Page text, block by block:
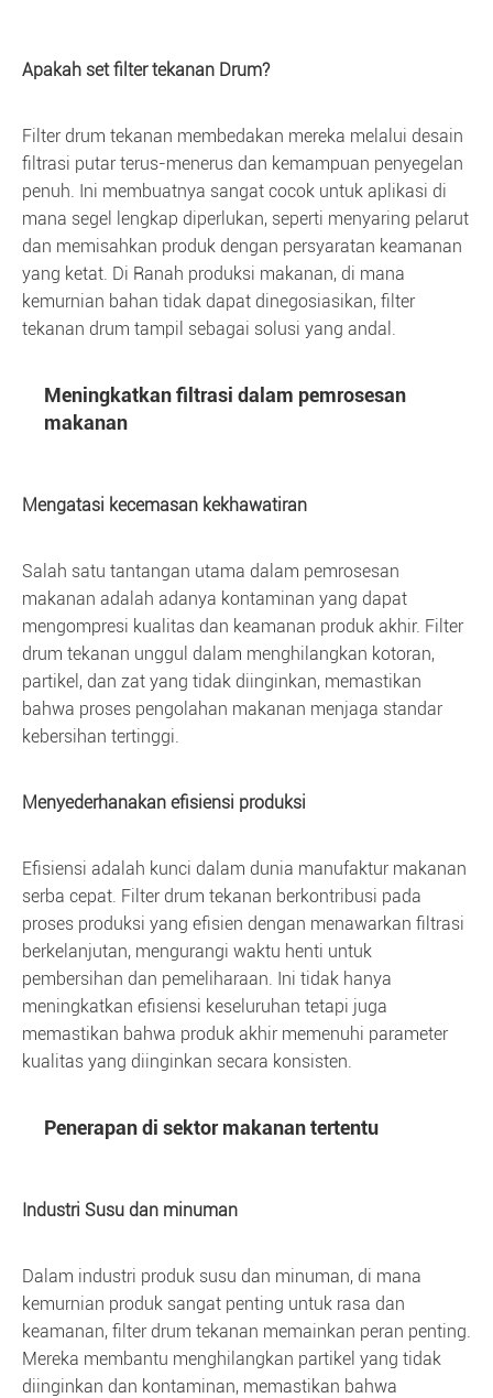
Apakah set filter tekanan Drum?
Filter drum tekanan membedakan mereka melalui desain
filtrasi putar terus-menerus dan kemampuan penyegelan
penuh. Ini membuatnya sangat cocok untuk aplikasi di
mana segel lengkap diperlukan, seperti menyaring pelarut
dan memisahkan produk dengan persyaratan keamanan
yang ketat. Di Ranah produksi makanan, di mana
kemurnian bahan tidak dapat dinegosiasikan, filter
tekanan drum tampil sebagai solusi yang andal.
Meningkatkan filtrasi dalam pemrosesan
makanan
Mengatasi kecemasan kekhawatiran
Salah satu tantangan utama dalam pemrosesan
makanan adalah adanya kontaminan yang dapat
mengompresi kualitas dan keamanan produk akhir. Filter
drum tekanan unggul dalam menghilangkan kotoran,
partikel, dan zat yang tidak diinginkan, memastikan
bahwa proses pengolahan makanan menjaga standar
kebersihan tertinggi.
Menyederhanakan efisiensi produksi
Efisiensi adalah kunci dalam dunia manufaktur makanan
serba cepat. Filter drum tekanan berkontribusi pada
proses produksi yang efisien dengan menawarkan filtrasi
berkelanjutan, mengurangi waktu henti untuk
pembersihan dan pemeliharaan. Ini tidak hanya
meningkatkan efisiensi keseluruhan tetapi juga
memastikan bahwa produk akhir memenuhi parameter
kualitas yang diinginkan secara konsisten.
Penerapan di sektor makanan tertentu
Industri Susu dan minuman
Dalam industri produk susu dan minuman, di mana
kemurnian produk sangat penting untuk rasa dan
keamanan, filter drum tekanan memainkan peran penting.
Mereka membantu menghilangkan partikel yang tidak
diinginkan dan kontaminan, memastikan bahwa